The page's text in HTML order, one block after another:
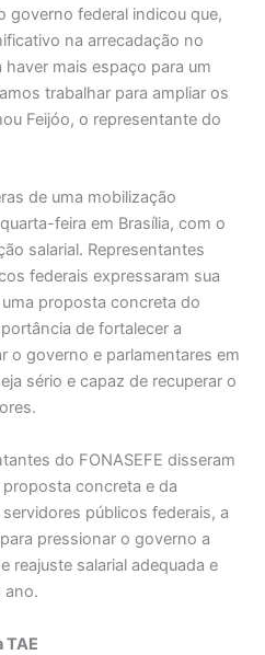
governo federal indicou que,
na arrecadação no
mais espaço para um
trabalhar para ampliar os
Feijóo, o representante do
de uma mobilização
feira em Brasília, com o
salarial. Representantes
federais expressaram sua
proposta concreta do
de fortalecer a
o governo e parlamentares em
sério e capaz de recuperar o
do FONASEFE disseram
concreta e da
públicos federais, a
pressionar o governo a
reajuste salarial adequada e
ano.